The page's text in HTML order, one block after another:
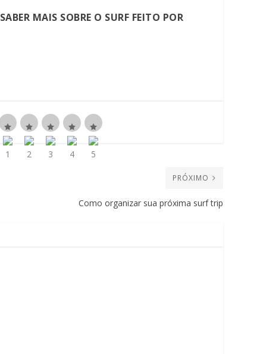
MAIS SOBRE O SURF FEITO POR
PRÓXIMO
Como organizar sua próxima surf trip